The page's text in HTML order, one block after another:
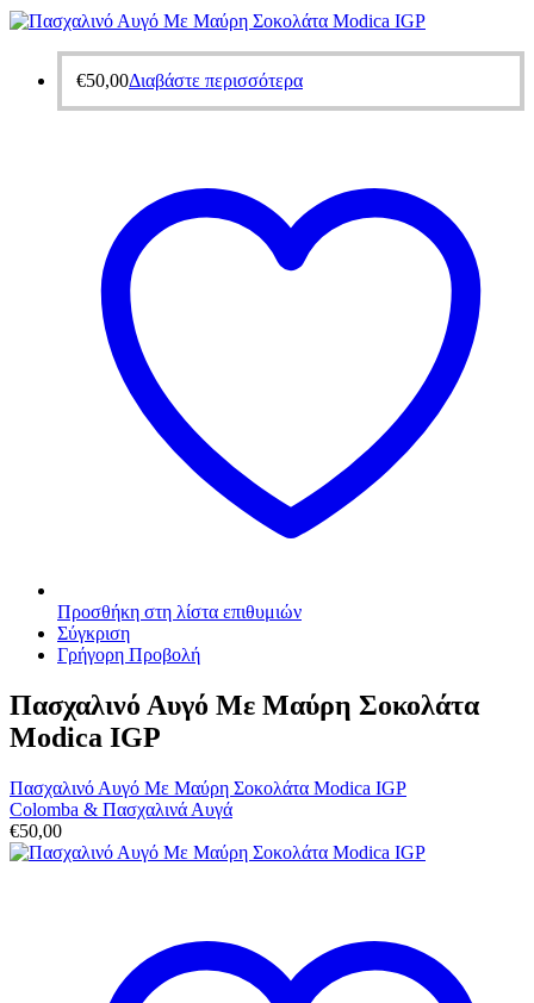
€50,00Διαβάστε περισσότερα
Προσθήκη στη λίστα επιθυμιών
Σύγκριση
Γρήγορη Προβολή
Πασχαλινό Αυγό Με Μαύρη Σοκολάτα
Modica IGP
Πασχαλινό Αυγό Με Μαύρη Σοκολάτα Modica IGP
Colomba & Πασχαλινά Αυγά
€50,00